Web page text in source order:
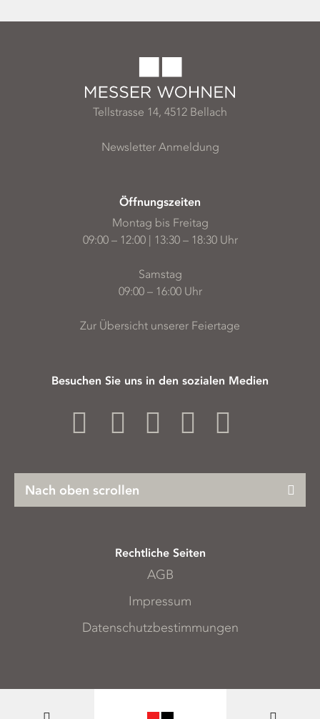
Tellstrasse 14, 4512 Bellach
Newsletter Anmeldung
Öffnungszeiten
Montag bis Freitag
09:00 – 12:00 | 13:30 – 18:30 Uhr
Samstag
09:00 – 16:00 Uhr
Zur Übersicht unserer Feiertage
Rechtliche Seiten
AGB
Impressum
Datenschutzbestimmungen
Besuchen Sie uns in den sozialen Medien
Nach oben scrollen